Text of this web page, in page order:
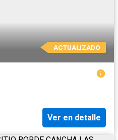
ACTUALIZADO
Ver en detalle